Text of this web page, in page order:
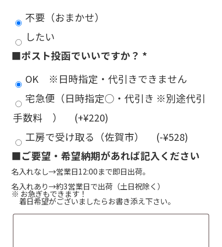
不要（おまかせ）
したい
■ポスト投函でいいですか？ *
OK ※日時指定・代引きできません
宅急便（日時指定○・代引き ※別途代引
手数料 ） (+¥220)
工房で受け取る（佐賀市） (-¥528)
■ご要望・希望納期があれば記入ください
名入れなし→営業日12:00まで即日出荷。
名入れあり→約3営業日で出荷（土日祝除く）
※ お急ぎもできます！
着日希望がございましたらお書き添え下さい。